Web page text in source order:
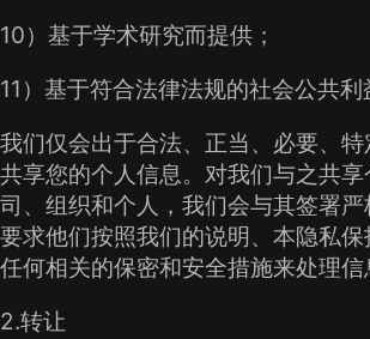
10）基于学术研究而提供；
11）基于符合法律法规的社会公共利
我们仅会出于合法、正当、必要、
共享您的个人信息。对我们与之共
司、组织和个人，我们会与其签署严
要求他们按照我们的说明、本隐私
任何相关的保密和安全措施来处理信
2.转让